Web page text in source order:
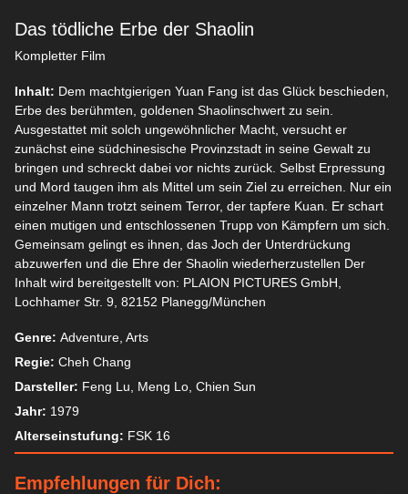
Das tödliche Erbe der Shaolin
Kompletter Film
Inhalt: Dem machtgierigen Yuan Fang ist das Glück beschieden,
Erbe des berühmten, goldenen Shaolinschwert zu sein.
Ausgestattet mit solch ungewöhnlicher Macht, versucht er
zunächst eine südchinesische Provinzstadt in seine Gewalt zu
bringen und schreckt dabei vor nichts zurück. Selbst Erpressung
und Mord taugen ihm als Mittel um sein Ziel zu erreichen. Nur ein
einzelner Mann trotzt seinem Terror, der tapfere Kuan. Er schart
einen mutigen und entschlossenen Trupp von Kämpfern um sich.
Gemeinsam gelingt es ihnen, das Joch der Unterdrückung
abzuwerfen und die Ehre der Shaolin wiederherzustellen Der
Inhalt wird bereitgestellt von: PLAION PICTURES GmbH,
Lochhamer Str. 9, 82152 Planegg/München
Genre: Adventure, Arts
Regie: Cheh Chang
Darsteller: Feng Lu, Meng Lo, Chien Sun
Jahr: 1979
Alterseinstufung: FSK 16
Empfehlungen für Dich: